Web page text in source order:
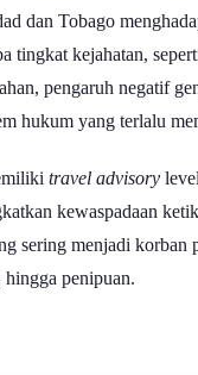
dan Tobago
tingkat kejahatan,
pengaruh negatif
hukum yang terlalu
travel advisory
kewaspadaan
sering menjadi korban
hingga penipuan.